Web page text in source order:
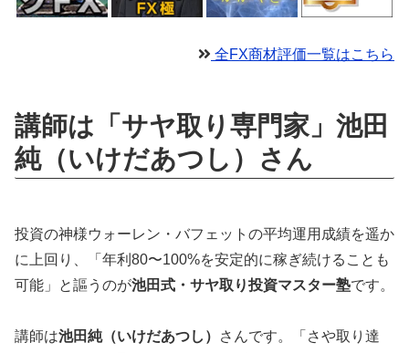
全FX商材評価一覧はこちら
講師は「サヤ取り専門家」池田
純（いけだあつし）さん
投資の神様ウォーレン・バフェットの平均運用成績を遥か
に上回り、「年利80〜100%を安定的に稼ぎ続けることも
可能」と謳うのが池田式・サヤ取り投資マスター塾です。
講師は池田純（いけだあつし）
さんです。「さや取り達